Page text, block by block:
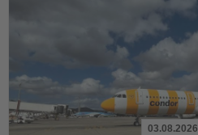
03.08.2026